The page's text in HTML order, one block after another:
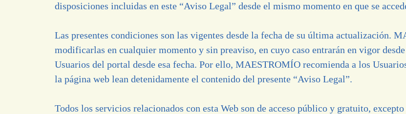
disposiciones incluidas en este “Aviso Legal” desde el mismo momento en que se
Las presentes condiciones son las vigentes desde la fecha de su última actualización.
modificarlas en cualquier momento y sin preaviso, en cuyo caso entrarán en vigor
Usuarios del portal desde esa fecha. Por ello, MAESTROMÍO recomienda a los
la página web lean detenidamente el contenido del presente “Aviso Legal”.
Todos los servicios relacionados con esta Web son de acceso público y gratuito,